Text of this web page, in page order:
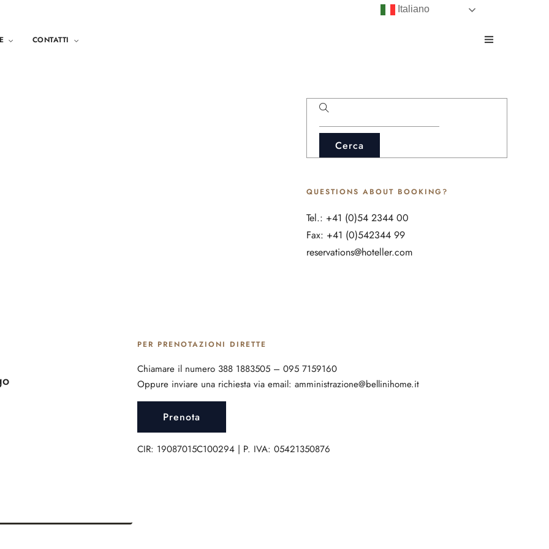
CONTATTI
QUESTIONS ABOUT BOOKING?
Tel.: +41 (0)54 2344 00
Fax: +41 (0)542344 99
reservations@hoteller.com
PER PRENOTAZIONI DIRETTE
Chiamare il numero 388 1883505 – 095 7159160
Oppure inviare una richiesta via email: amministrazione@bellinihome.it
Prenota
CIR: 19087015C100294 | P. IVA: 05421350876
Italiano